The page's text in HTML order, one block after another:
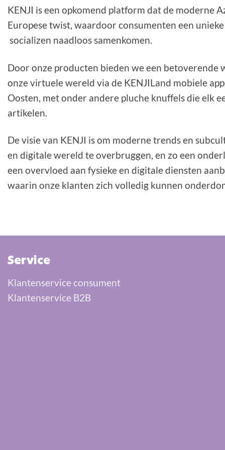
KENJI is een opkomend platform dat de moderne
Europese twist, waardoor consumenten een
socializen naadloos samenkomen.
Door onze producten bieden we een
onze virtuele wereld via de KENJILand mobiele
Oosten, met onder andere pluche knuffels die elk
artikelen.
De visie van KENJI is om moderne trends en
en digitale wereld te overbruggen, en zo een
een overvloed aan fysieke en digitale diensten
waarin onze klanten zich volledig kunnen
Service
Klantenservice consument
Klantenservice B2B